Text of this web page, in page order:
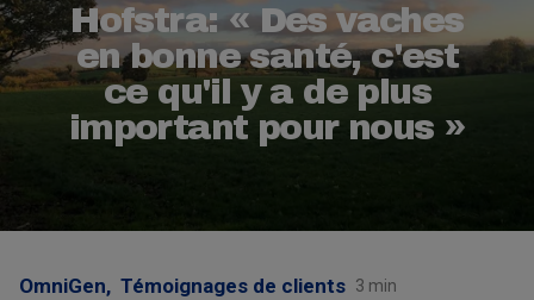
Hofstra: « Des vaches
en bonne santé, c'est
ce qu'il y a de plus
important pour nous »
OmniGen, Témoignages de clients 3 min